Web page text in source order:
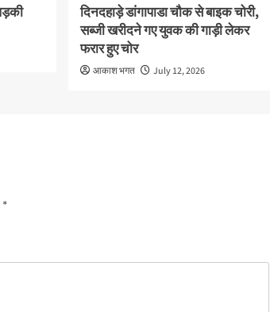
दिनदहाड़े डांगापाडा चौक से बाइक चोरी,
सब्जी खरीदने गए युवक की गाड़ी लेकर
फरार हुए चोर
आकाश भगत July 12, 2026
*